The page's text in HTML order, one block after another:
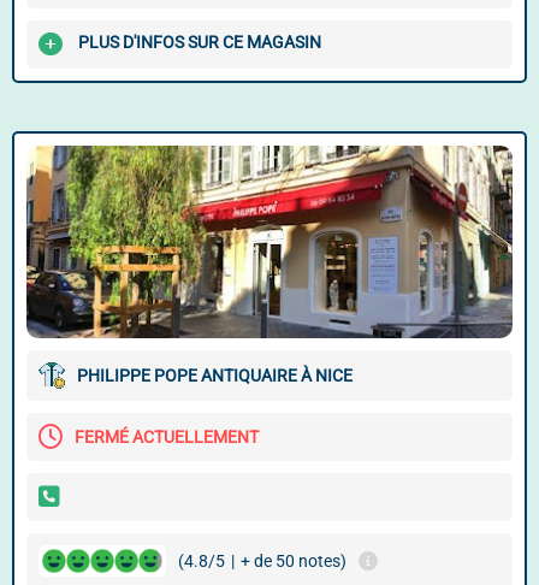
PLUS D'INFOS SUR CE MAGASIN
PHILIPPE POPE ANTIQUAIRE À NICE
FERMÉ ACTUELLEMENT
(4.8/5 | + de 50 notes)